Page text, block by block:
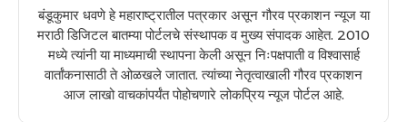
बंडूकुमार धवणे हे महाराष्ट्रातील पत्रकार असून गौरव प्रकाशन न्यूज या
मराठी डिजिटल बातम्या पोर्टलचे संस्थापक व मुख्य संपादक आहेत. 2010
मध्ये त्यांनी या माध्यमाची स्थापना केली असून निःपक्षपाती व विश्वासार्ह
वार्तांकनासाठी ते ओळखले जातात. त्यांच्या नेतृत्वाखाली गौरव प्रकाशन
आज लाखो वाचकांपर्यंत पोहोचणारे लोकप्रिय न्यूज पोर्टल आहे.